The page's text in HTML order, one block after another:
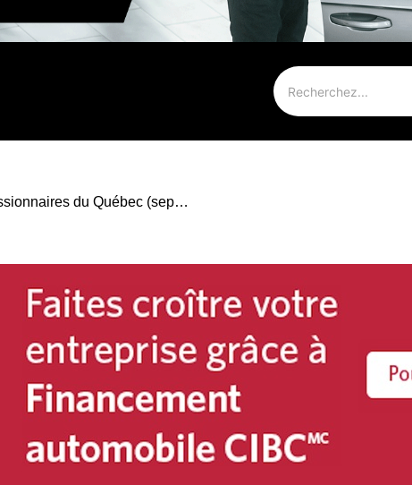
Tous les groupes de concessionnaires du Québec (septembre 2017)